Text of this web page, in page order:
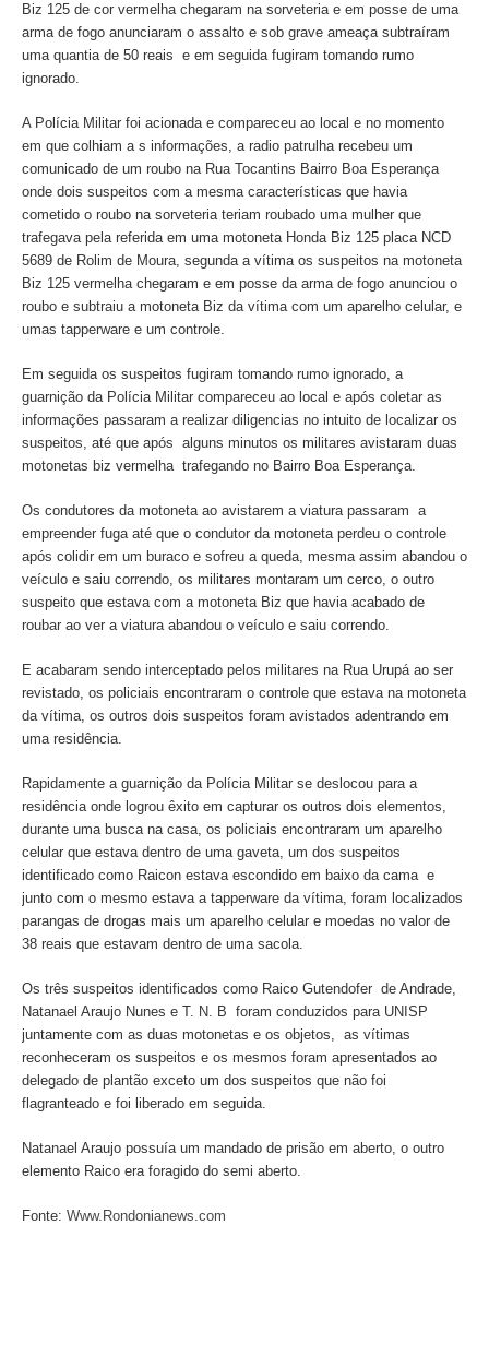
Biz 125 de cor vermelha chegaram na sorveteria e em posse de uma
arma de fogo anunciaram o assalto e sob grave ameaça subtraíram
uma quantia de 50 reais e em seguida fugiram tomando rumo
ignorado.
A Polícia Militar foi acionada e compareceu ao local e no momento
em que colhiam a s informações, a radio patrulha recebeu um
comunicado de um roubo na Rua Tocantins Bairro Boa Esperança
onde dois suspeitos com a mesma características que havia
cometido o roubo na sorveteria teriam roubado uma mulher que
trafegava pela referida em uma motoneta Honda Biz 125 placa NCD
5689 de Rolim de Moura, segunda a vítima os suspeitos na motoneta
Biz 125 vermelha chegaram e em posse da arma de fogo anunciou o
roubo e subtraiu a motoneta Biz da vítima com um aparelho celular, e
umas tapperware e um controle.
Em seguida os suspeitos fugiram tomando rumo ignorado, a
guarnição da Polícia Militar compareceu ao local e após coletar as
informações passaram a realizar diligencias no intuito de localizar os
suspeitos, até que após alguns minutos os militares avistaram duas
motonetas biz vermelha trafegando no Bairro Boa Esperança.
Os condutores da motoneta ao avistarem a viatura passaram a
empreender fuga até que o condutor da motoneta perdeu o controle
após colidir em um buraco e sofreu a queda, mesma assim abandou o
veículo e saiu correndo, os militares montaram um cerco, o outro
suspeito que estava com a motoneta Biz que havia acabado de
roubar ao ver a viatura abandou o veículo e saiu correndo.
E acabaram sendo interceptado pelos militares na Rua Urupá ao ser
revistado, os policiais encontraram o controle que estava na motoneta
da vítima, os outros dois suspeitos foram avistados adentrando em
uma residência.
Rapidamente a guarnição da Polícia Militar se deslocou para a
residência onde logrou êxito em capturar os outros dois elementos,
durante uma busca na casa, os policiais encontraram um aparelho
celular que estava dentro de uma gaveta, um dos suspeitos
identificado como Raicon estava escondido em baixo da cama e
junto com o mesmo estava a tapperware da vítima, foram localizados
parangas de drogas mais um aparelho celular e moedas no valor de
38 reais que estavam dentro de uma sacola.
Os três suspeitos identificados como Raico Gutendofer de Andrade,
Natanael Araujo Nunes e T. N. B foram conduzidos para UNISP
juntamente com as duas motonetas e os objetos, as vítimas
reconheceram os suspeitos e os mesmos foram apresentados ao
delegado de plantão exceto um dos suspeitos que não foi
flagranteado e foi liberado em seguida.
Natanael Araujo possuía um mandado de prisão em aberto, o outro
elemento Raico era foragido do semi aberto.
Fonte: Www.Rondonianews.com